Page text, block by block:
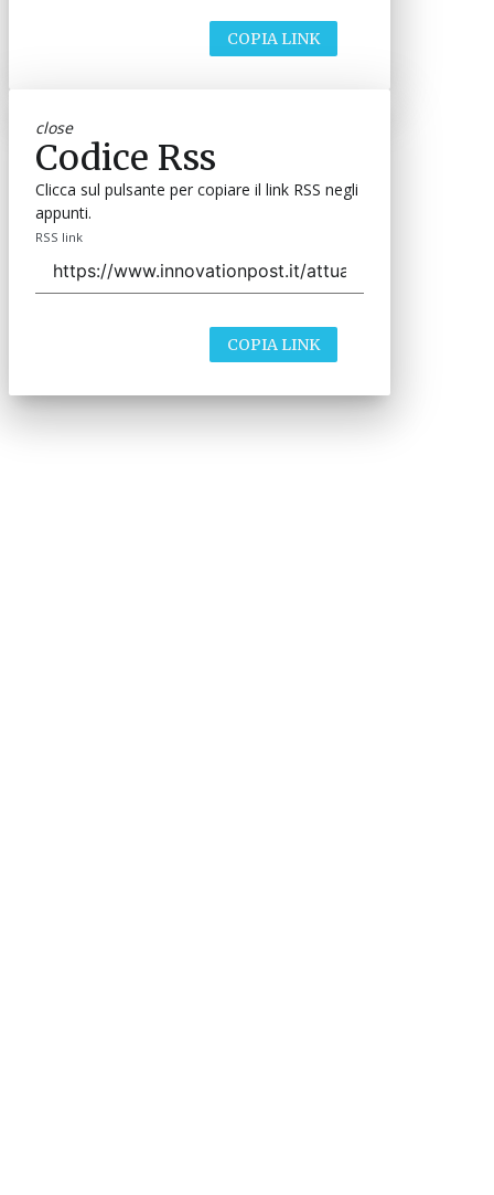
COPIA LINK
close
Codice Rss
Clicca sul pulsante per copiare il link RSS negli
appunti.
RSS link
COPIA LINK